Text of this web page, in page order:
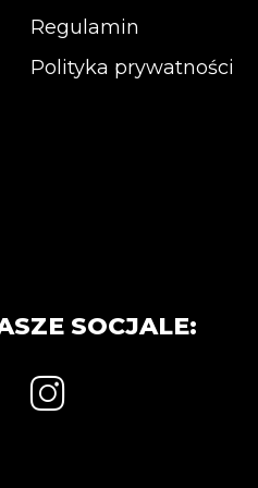
Regulamin
Polityka prywatności
SOCJALE: